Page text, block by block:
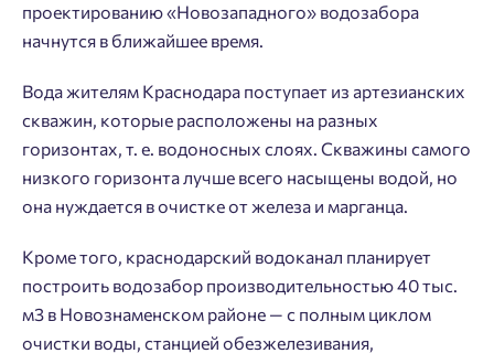
проектированию «Новозападного» водозабора
начнутся в ближайшее время.
Вода жителям Краснодара поступает из артезианских
скважин, которые расположены на разных
горизонтах, т. е. водоносных слоях. Скважины самого
низкого горизонта лучше всего насыщены водой, но
она нуждается в очистке от железа и марганца.
Кроме того, краснодарский водоканал планирует
построить водозабор производительностью 40 тыс.
м3 в Новознаменском районе — с полным циклом
очистки воды, станцией обезжелезивания,
перезвоним.
Имя
кабинет
Добавляйте планировки в избранное
Выбор города